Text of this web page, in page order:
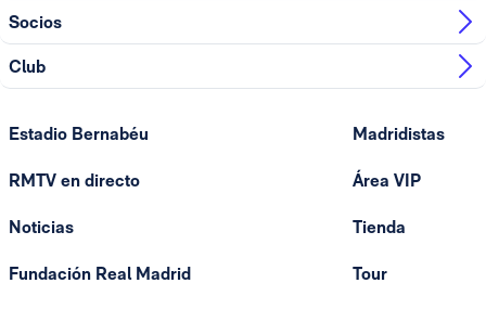
Socios
Club
Estadio Bernabéu
RMTV en directo
Noticias
Fundación Real Madrid
Madridistas
Área VIP
Tienda
Tour